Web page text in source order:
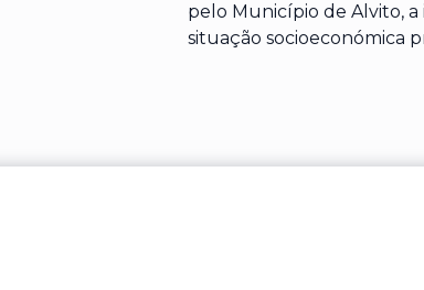
pelo Município de Alvito,
situação socioeconómica